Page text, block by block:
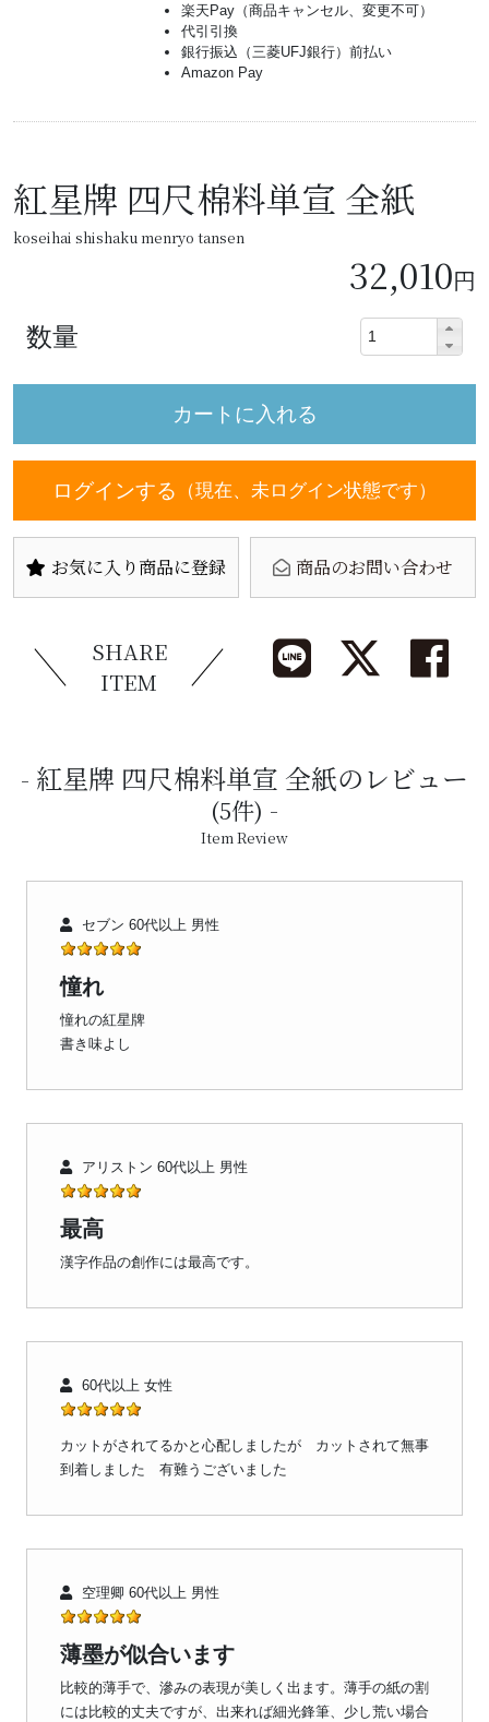
楽天Pay（商品キャンセル、変更不可）
代引引換
銀行振込（三菱UFJ銀行）前払い
Amazon Pay
紅星牌 四尺棉料単宣 全紙
koseihai shishaku menryo tansen
32,010円
数量
ログインする （現在、未ログイン状態です）
お気に入り商品に登録 商品のお問い合わせ
SHARE
ITEM
紅星牌 四尺棉料単宣 全紙のレビュー
(5件)
Item Review
セブン 60代以上 男性
憧れ
憧れの紅星牌
書き味よし
アリストン 60代以上 男性
最高
漢字作品の創作には最高です。
60代以上 女性
カットがされてるかと心配しましたが カットされて無事
到着しました 有難うございました
空理卿 60代以上 男性
薄墨が似合います
比較的薄手で、滲みの表現が美しく出ます。薄手の紙の割
には比較的丈夫ですが、出来れば細光鋒筆、少し荒い場合